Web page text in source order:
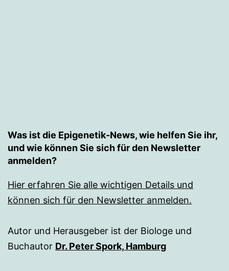
Was ist die Epigenetik-News, wie helfen Sie ihr,
und wie können Sie sich für den Newsletter
anmelden?
Hier erfahren Sie alle wichtigen Details und
können sich für den Newsletter anmelden.
Autor und Herausgeber ist der Biologe und
Buchautor Dr. Peter Spork, Hamburg